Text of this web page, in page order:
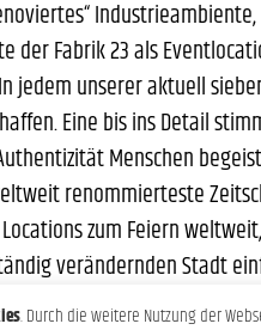
der Fabrik 23 als
jedem unserer aktuell
Eine bis ins Detail
Menschen
renommierteste
zum Feiern
verändernden Stadt
. Durch die weitere Nutzung der